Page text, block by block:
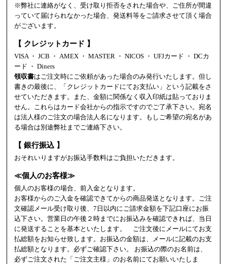
※弊社に連絡がなく、受け取り拒否をされた場合や、ご住所が間違
っていて届けられなかった場合、発送料等をご請求させて頂く場合
がございます。
【 クレジットカード 】
VISA ・ JCB ・ AMEX ・ MASTER ・ NICOS ・ UFJカード ・ DCカ
ード ・ Diners
領収書はご注文時にご依頼があった場合のみ発行いたします。但し
書きの最後に、「クレジットカードにてお支払い」という記載をさ
せていただきます。また、金額に関係なく収入印紙は貼っておりま
せん。これらはカード会社からの指示ですのでご了承下さい。宛名
は法人様のご注文の場合法人名になります。もしご希望の宛名があ
る場合は別途弊社までご連絡下さい。
【 銀行振込 】
おそれいりますがお振込手数料はご負担いただきます。
≪個人のお客様≫
個人のお客様の場合、前入金となります。
お客様からのご入金を確認できてからの商品発送となります。ご注
文確認メール受け取り後、7日以内にご請求金額を下記口座にお振
込下さい。営業日の午後２時までにお振込みを確認できれば、当日
に発送することを基本といたします。 ご注文後にメールにてお支
払総額をお知らせ致します。お振込の金額は、メールに記載のお支
払総額となります。必ずご確認下さい。 お振込の際のお名前は、
必ずご注文された「ご注文主様」のお名前にてお願いいたしま